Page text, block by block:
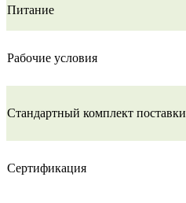
Питание
Рабочие условия
Стандартный комплект поставки
Сертификация